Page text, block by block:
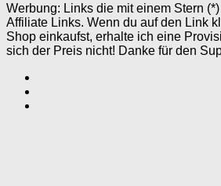
Werbung: Links die mit einem Stern
Affiliate Links. Wenn du auf den Link
Shop einkaufst, erhalte ich eine
sich der Preis nicht! Danke für den